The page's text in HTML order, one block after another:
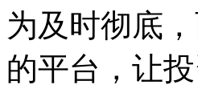
为及时彻底
的平台，让